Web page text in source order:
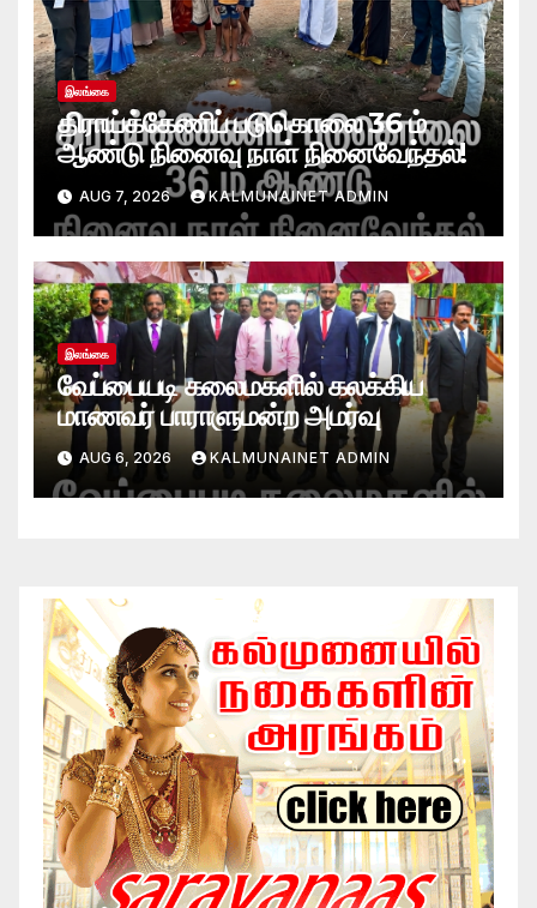
இலங்கை
திராய்க்கேணிப் படுகொலை 36 ம்
ஆண்டு நினைவு நாள் நினைவேந்தல்!
AUG 7, 2026 KALMUNAINET ADMIN
இலங்கை
வேப்பையடி கலைமகளில் கலக்கிய
மாணவர் பாராளுமன்ற அமர்வு
AUG 6, 2026 KALMUNAINET ADMIN